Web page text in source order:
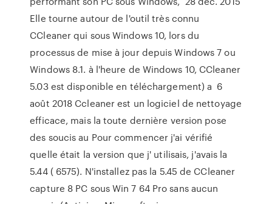
Elle tourne autour de l'outil très connu
CCleaner qui sous Windows 10, lors du
processus de mise à jour depuis Windows 7 ou
Windows 8.1. à l'heure de Windows 10, CCleaner
5.03 est disponible en téléchargement) a 6
août 2018 Ccleaner est un logiciel de nettoyage
efficace, mais la toute dernière version pose
des soucis au Pour commencer j'ai vérifié
quelle était la version que j' utilisais, j'avais la
5.44 ( 6575). N'installez pas la 5.45 de CCleaner
capture 8 PC sous Win 7 64 Pro sans aucun